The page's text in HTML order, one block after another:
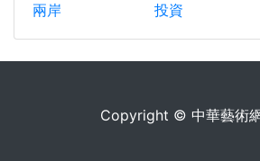
兩岸
投資
Copyright © 中華藝術